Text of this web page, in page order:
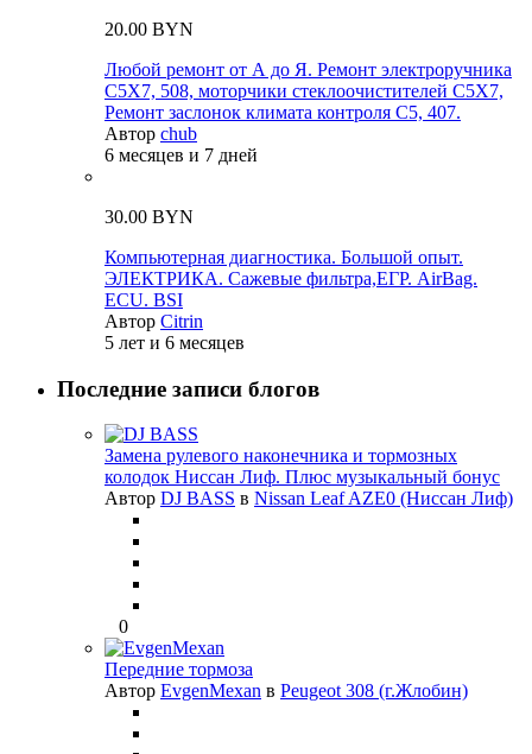
20.00 BYN
Любой ремонт от А до Я. Ремонт электроручника
C5X7, 508, моторчики стеклоочистителей C5X7,
Ремонт заслонок климата контроля C5, 407.
Автор chub
6 месяцев и 7 дней
30.00 BYN
Компьютерная диагностика. Большой опыт.
ЭЛЕКТРИКА. Сажевые фильтра,ЕГР. AirBag.
ECU. BSI
Автор Citrin
5 лет и 6 месяцев
Последние записи блогов
Замена рулевого наконечника и тормозных
колодок Ниссан Лиф. Плюс музыкальный бонус
Автор DJ BASS в Nissan Leaf AZE0 (Ниссан Лиф)
0
Передние тормоза
Автор EvgenMexan в Peugeot 308 (г.Жлобин)